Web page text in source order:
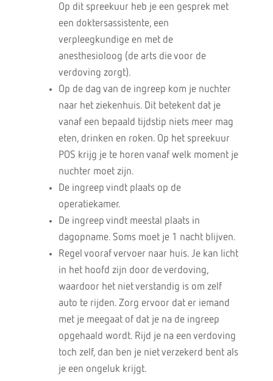
Op dit spreekuur heb je een gesprek met
een doktersassistente, een
verpleegkundige en met de
anesthesioloog (de arts die voor de
verdoving zorgt).
Op de dag van de ingreep kom je nuchter
naar het ziekenhuis. Dit betekent dat je
vanaf een bepaald tijdstip niets meer mag
eten, drinken en roken. Op het spreekuur
POS krijg je te horen vanaf welk moment je
nuchter moet zijn.
De ingreep vindt plaats op de
operatiekamer.
De ingreep vindt meestal plaats in
dagopname. Soms moet je 1 nacht blijven.
Regel vooraf vervoer naar huis. Je kan licht
in het hoofd zijn door de verdoving,
waardoor het niet verstandig is om zelf
auto te rijden. Zorg ervoor dat er iemand
met je meegaat of dat je na de ingreep
opgehaald wordt. Rijd je na een verdoving
toch zelf, dan ben je niet verzekerd bent als
je een ongeluk krijgt.